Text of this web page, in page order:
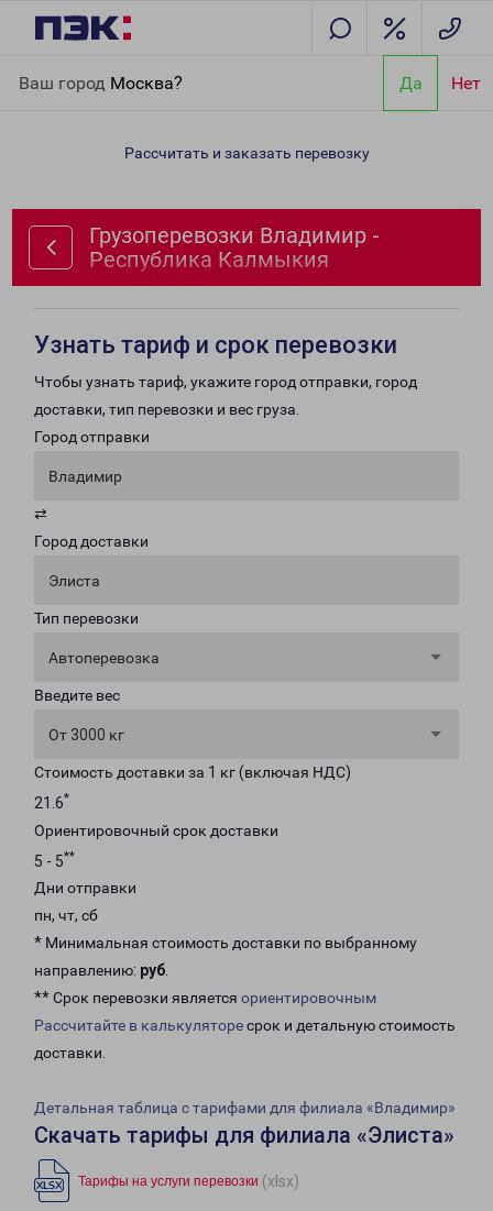
Ваш город Москва? Да Нет
Республика Калмыкия
Рассчитать и заказать перевозку
Грузоперевозки Владимир -
Республика Калмыкия
Узнать тариф и срок перевозки
Чтобы узнать тариф, укажите город отправки, город
доставки, тип перевозки и вес груза.
Город отправки
Владимир
⇄
Город доставки
Элиста
Тип перевозки
Автоперевозка
Введите вес
От 3000 кг
Стоимость доставки за 1 кг (включая НДС)
21.6*
Ориентировочный срок доставки
5 - 5**
Дни отправки
пн, чт, сб
* Минимальная стоимость доставки по выбранному
направлению: руб.
** Срок перевозки является ориентировочным
Рассчитайте в калькуляторесрок и детальную стоимость
доставки.
Детальная таблица с тарифами для филиала «Владимир»
Скачать тарифы для филиала «Элиста»
Тарифы на услуги перевозки (xlsx)